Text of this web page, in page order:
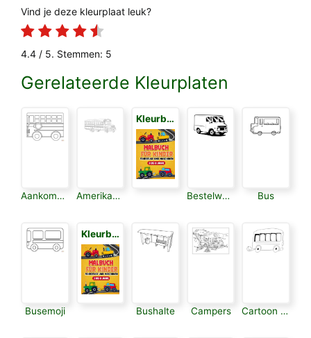
Vind je deze kleurplaat leuk?
4.4 / 5. Stemmen: 5
Gerelateerde Kleurplaten
Aankomende Bus Amerikaanse Schoolbus
Kleurboek voor Kinderen 3
Bestelwagen Bus
Busemoji
Kleurboek voor Kinderen 3
Bushalte Campers Cartoon Bus